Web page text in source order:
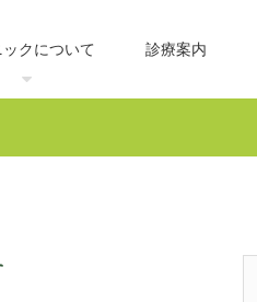
ックについて 診療案内